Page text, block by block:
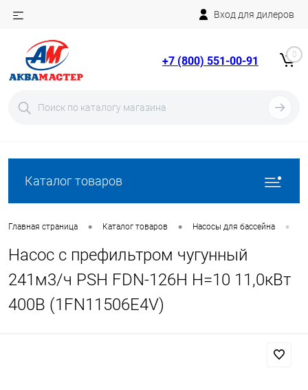
Вход для дилеров
+7 (800) 551-00-91 0
Каталог товаров
Главная страница • Каталог товаров • Насосы для бассейна •
Насос с префильтром чугунный
241м3/ч PSH FDN-126H H=10 11,0кВт
400В (1FN11506E4V)